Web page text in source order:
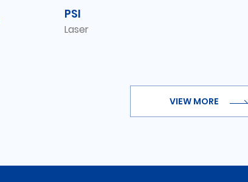
PSI
Laser
VIEW MORE